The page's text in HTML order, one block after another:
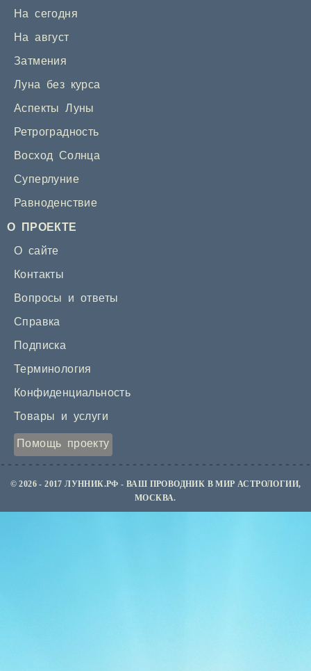
На сегодня
На август
Затмения
Луна без курса
Аспекты Луны
Ретроградность
Восход Солнца
Суперлуние
Равноденствие
О ПРОЕКТЕ
О сайте
Контакты
Вопросы и ответы
Справка
Подписка
Терминология
Конфиденциальность
Товары и услуги
Помощь проекту
© 2026 - 2017 ЛУННИК.РФ - ВАШ ПРОВОДНИК В МИР АСТРОЛОГИИ,
МОСКВА.